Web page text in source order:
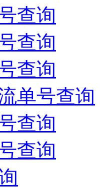
查询
查询
查询
单号查询
查询
查询